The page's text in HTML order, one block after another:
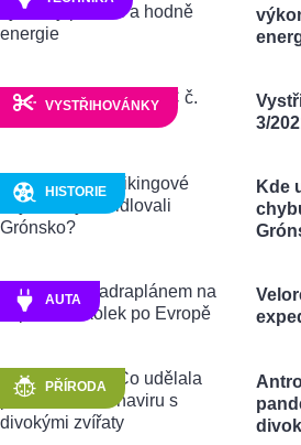
VYSTŘIHOVÁNKY
3/
HISTORIE
Kde
AUTA
PŘÍRODA